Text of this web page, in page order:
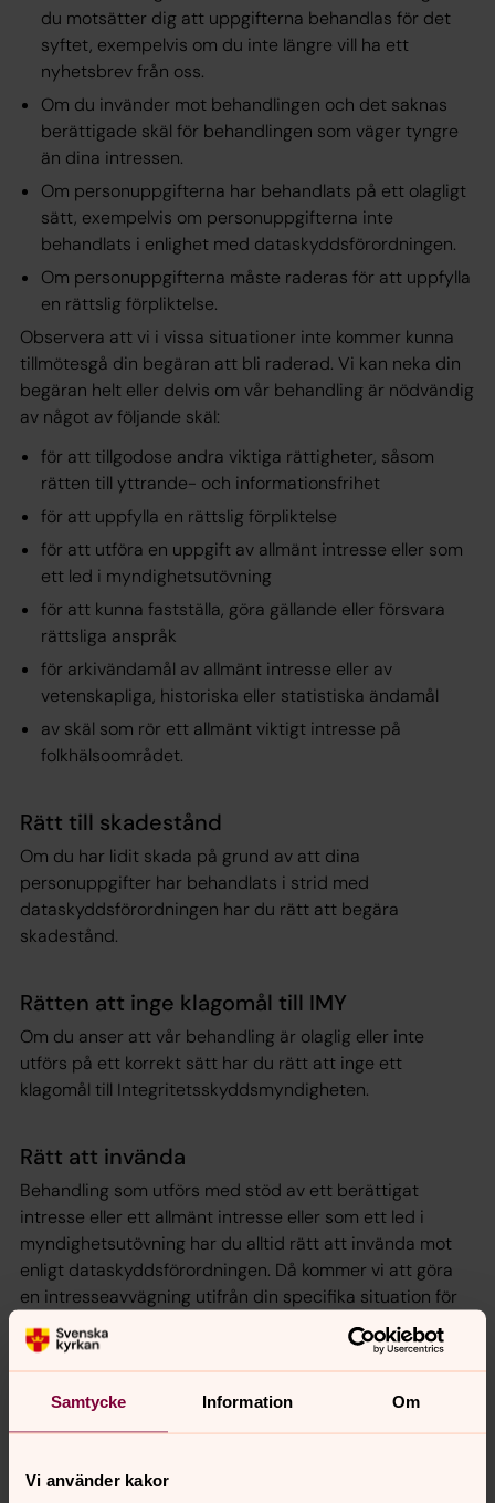
Samtycke Information Om
Vi använder kakor
du motsätter dig att uppgifterna behandlas för det
syftet, exempelvis om du inte längre vill ha ett
nyhetsbrev från oss.
Om du invänder mot behandlingen och det saknas
berättigade skäl för behandlingen som väger tyngre
än dina intressen.
Om personuppgifterna har behandlats på ett olagligt
sätt, exempelvis om personuppgifterna inte
behandlats i enlighet med dataskyddsförordningen.
Om personuppgifterna måste raderas för att uppfylla
en rättslig förpliktelse.
Observera att vi i vissa situationer inte kommer kunna
tillmötesgå din begäran att bli raderad. Vi kan neka din
begäran helt eller delvis om vår behandling är nödvändig
av något av följande skäl:
för att tillgodose andra viktiga rättigheter, såsom
rätten till yttrande- och informationsfrihet
för att uppfylla en rättslig förpliktelse
för att utföra en uppgift av allmänt intresse eller som
ett led i myndighetsutövning
för att kunna fastställa, göra gällande eller försvara
rättsliga anspråk
för arkivändamål av allmänt intresse eller av
vetenskapliga, historiska eller statistiska ändamål
av skäl som rör ett allmänt viktigt intresse på
folkhälsoområdet.
Rätt till skadestånd
Om du har lidit skada på grund av att dina
personuppgifter har behandlats i strid med
dataskyddsförordningen har du rätt att begära
skadestånd.
Rätten att inge klagomål till IMY
Om du anser att vår behandling är olaglig eller inte
utförs på ett korrekt sätt har du rätt att inge ett
klagomål till Integritetsskyddsmyndigheten.
Rätt att invända
Behandling som utförs med stöd av ett berättigat
intresse eller ett allmänt intresse eller som ett led i
myndighetsutövning har du alltid rätt att invända mot
enligt dataskyddsförordningen. Då kommer vi att göra
en intresseavvägning utifrån din specifika situation för
att bedöma om det fortfarande är berättigat att
behandla dina personuppgifter för det angivna syftet.
för direktmarknadsföringsändamål. Om du gör det
kommer vi att sluta utföra behandlingen utan att först
utföra någon intresseavvägning.